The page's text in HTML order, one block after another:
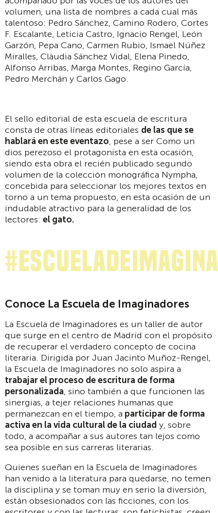
volumen, una lista de nombres a cada cual más
talentoso: Pedro Sánchez, Camino Rodero, Cortes
F. Escalante, Leticia Castro, Ignacio Rengel, León
Garzón, Pepa Cano, Carmen Rubio, Ismael Núñez
Miralles, Clàudia Sánchez Vidal, Elena Pinedo,
Alfonso Arribas, Marga Montes, Regino García,
Pedro Merchán y Carlos Gago.
El sello editorial de esta escuela de escritura
consta de otras líneas editoriales de las que se
hablará en este eventazo, pese a ser Como un
dios perezoso el protagonista en esta ocasión,
siendo esta obra el recién publicado segundo
volumen de la colección monográfica Nympha,
concebida para seleccionar los mejores textos en
torno a un tema propuesto, en esta ocasión de un
indudable atractivo para la generalidad de los
lectores: el gato.
Conoce La Escuela de Imaginadores
La Escuela de Imaginadores es un taller de autor
que surge en el centro de Madrid con el propósito
de recuperar el verdadero concepto de cocina
literaria. Dirigida por Juan Jacinto Muñoz-Rengel,
la Escuela de Imaginadores no solo aspira a
trabajar el proceso de escritura de forma
personalizada, sino también a que funcionen las
sinergias, a tejer relaciones humanas que
permanezcan en el tiempo, a participar de forma
activa en la vida cultural de la ciudad y, sobre
todo, a acompañar a sus autores tan lejos como
sea posible en sus carreras literarias.
Quienes sueñan en la Escuela de Imaginadores
han venido a la literatura para quedarse, no temen
la disciplina y se toman muy en serio la diversión,
están obsesionados con las ficciones, con los